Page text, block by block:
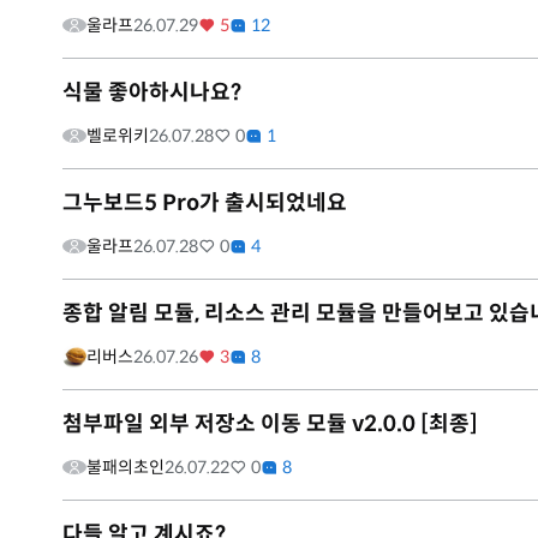
울라프26.07.29 5 12
식물 좋아하시나요?
벨로위키26.07.28 0 1
그누보드5 Pro가 출시되었네요
울라프26.07.28 0 4
종합 알림 모듈, 리소스 관리 모듈을 만들어보고 있습
리버스26.07.26 3 8
첨부파일 외부 저장소 이동 모듈 v2.0.0 [최종]
불패의초인26.07.22 0 8